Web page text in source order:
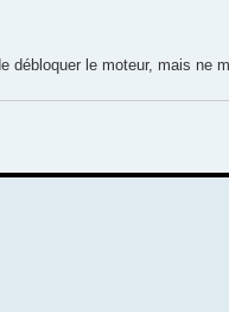
débloquer le moteur, mais